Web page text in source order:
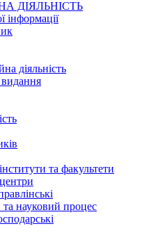
ДІЯЛЬНІСТЬ
інформації
діяльність
видання
та факультети
науковий процес